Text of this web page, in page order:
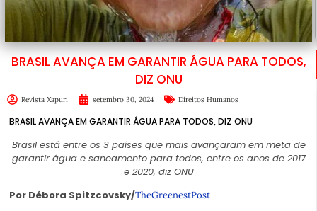
BRASIL AVANÇA EM GARANTIR ÁGUA PARA TODOS,
DIZ ONU
Revista Xapuri setembro 30, 2024 Direitos Humanos
BRASIL AVANÇA EM GARANTIR ÁGUA PARA TODOS, DIZ ONU
Brasil está entre os 3 países que mais avançaram em meta de
garantir água e saneamento para todos, entre os anos de 2017
e 2020, diz ONU
Por Débora Spitzcovsky/TheGreenestPost